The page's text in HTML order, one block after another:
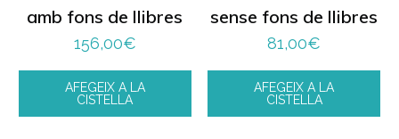
amb fons de llibres
156,00€
AFEGEIX A LA
CISTELLA
sense fons de llibres
81,00€
AFEGEIX A LA
CISTELLA